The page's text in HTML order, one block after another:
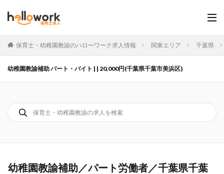
保育士・幼稚園教諭のハローワーク求人情報 関東エリア 千葉県
幼稚園教諭補助 パート・バイト | | 20,000円(千葉県千葉市美浜区)
幼稚園教諭補助／パート労働者／千葉県千葉